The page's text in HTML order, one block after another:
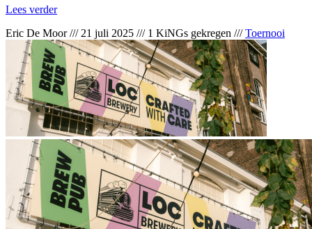
Lees verder
Eric De Moor/// 21 juli 2025 /// 1 KiNGs gekregen ///Toernooi